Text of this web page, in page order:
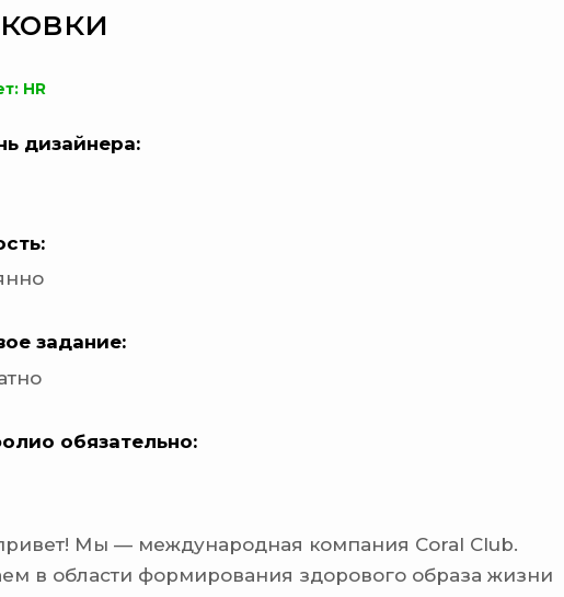
HR
дизайнера:
задание:
обязательно:
Мы — международная компания Coral Club.
в области формирования здорового образа жизни